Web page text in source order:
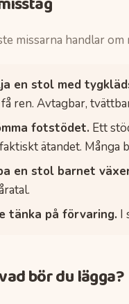
missarna handlar
en stol med
ren. Avtagbar,
fotstödet. Ett
ätandet. Många
en stol barnet
tänka på förvaring. I
bör du lägga?